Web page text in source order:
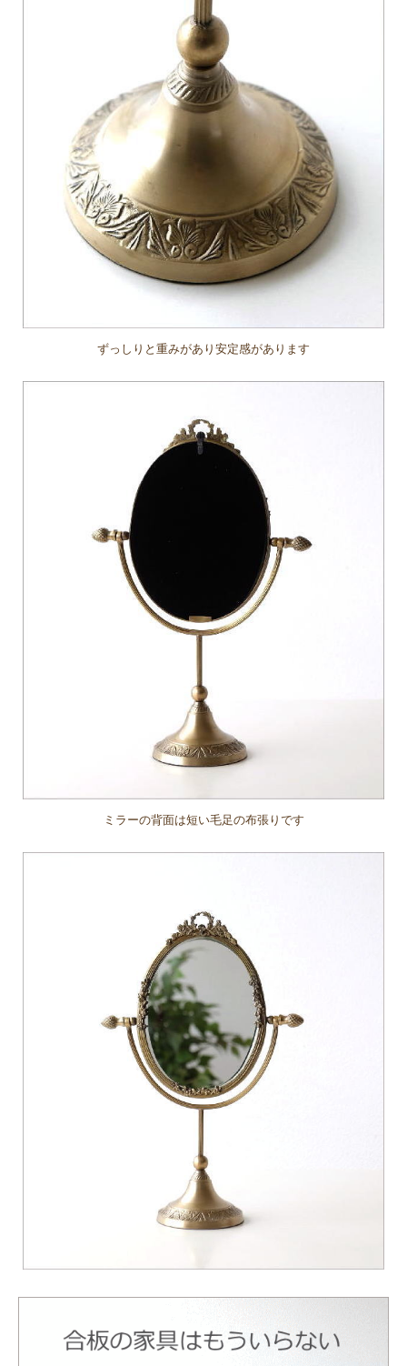
ずっしりと重みがあり安定感があります
ミラーの背面は短い毛足の布張りです